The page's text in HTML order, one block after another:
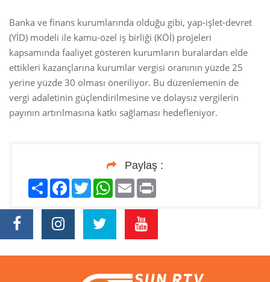
Banka ve finans kurumlarında olduğu gibi, yap-işlet-devret
(YİD) modeli ile kamu-özel iş birliği (KÖİ) projeleri
kapsamında faaliyet gösteren kurumların buralardan elde
ettikleri kazançlarına kurumlar vergisi oranının yüzde 25
yerine yüzde 30 olması öneriliyor. Bu düzenlemenin de
vergi adaletinin güçlendirilmesine ve dolaysız vergilerin
payının artırılmasına katkı sağlaması hedefleniyor.
Paylaş :
PaylaşFacebook
TwitterWhatsApp
Email